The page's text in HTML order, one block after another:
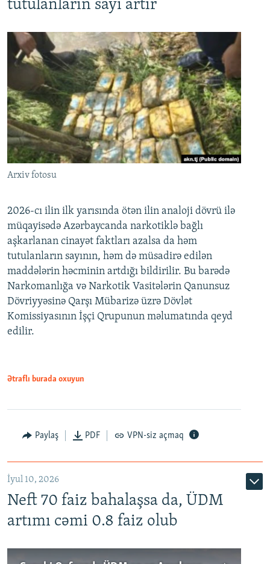
tutulanların sayı artır
Arxiv fotosu
2026-cı ilin ilk yarısında ötən ilin analoji dövrü ilə
müqayisədə Azərbaycanda narkotiklə bağlı
aşkarlanan cinayət faktları azalsa da həm
tutulanların sayının, həm də müsadirə edilən
maddələrin həcminin artdığı bildirilir. Bu barədə
Narkomanlığa və Narkotik Vasitələrin Qanunsuz
Dövriyyəsinə Qarşı Mübarizə üzrə Dövlət
Komissiyasının İşçi Qrupunun məlumatında qeyd
edilir.
Ətraflı burada oxuyun
Paylaş PDF VPN-siz açmaq
İyul 10, 2026
Neft 70 faiz bahalaşsa da, ÜDM
artımı cəmi 0.8 faiz olub